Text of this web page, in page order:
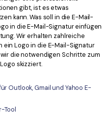
Neu
gibt, ist es etwas
kann. Was soll in die E-Mail-
in die E-Mail-Signatur einfügen
Wir erhalten zahlreiche
ein Logo in die E-Mail-Signatur
die notwendigen Schritte zum
skizziert.
Outlook, Gmail und Yahoo E-
Tool